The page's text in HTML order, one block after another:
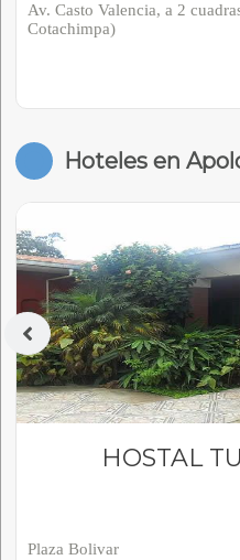
Av. Casto Valencia, a 2
Cotachimpa)
Hoteles en
HOSTAL
Plaza Bolivar